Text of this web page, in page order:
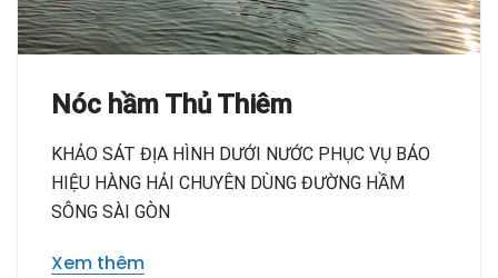
Nóc hầm Thủ Thiêm
KHẢO SÁT ĐỊA HÌNH DƯỚI NƯỚC PHỤC VỤ BÁO
HIỆU HÀNG HẢI CHUYÊN DÙNG ĐƯỜNG HẦM
SÔNG SÀI GÒN
Xem thêm